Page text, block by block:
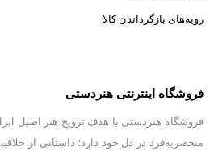
رویه‌های بازگرداندن کالا
فروشگاه اینترنتی هنردستی
فروشگاه هنردستی با هدف ترویج هنر اصیل
منحصر‌به‌فرد در دل خود دارد؛ داستانی از